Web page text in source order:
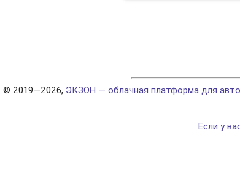
© 2019—2026, ЭКЗОН — облачная платформа для
Если у